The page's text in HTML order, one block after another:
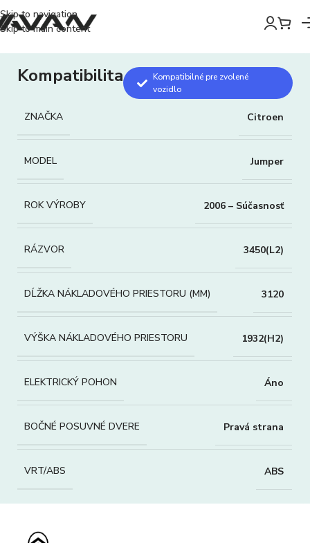
Skip to navigation
Skip to main content
Kompatibilita
Kompatibilné pre zvolené
vozidlo
ZNAČKA Citroen
MODEL Jumper
ROK VÝROBY 2006 – Súčasnosť
RÁZVOR 3450(L2)
DĹŽKA NÁKLADOVÉHO PRIESTORU (MM) 3120
VÝŠKA NÁKLADOVÉHO PRIESTORU 1932(H2)
ELEKTRICKÝ POHON Áno
BOČNÉ POSUVNÉ DVERE Pravá strana
VRT/ABS ABS